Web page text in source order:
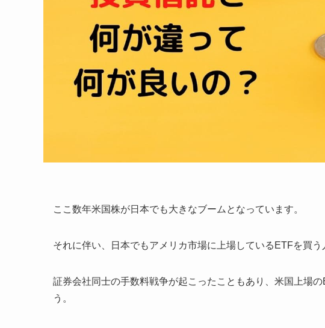
ここ数年米国株が日本でも大きなブームとなっています。
それに伴い、日本でもアメリカ市場に上場しているETFを買う
証券会社同士の手数料戦争が起こったこともあり、米国上場
う。